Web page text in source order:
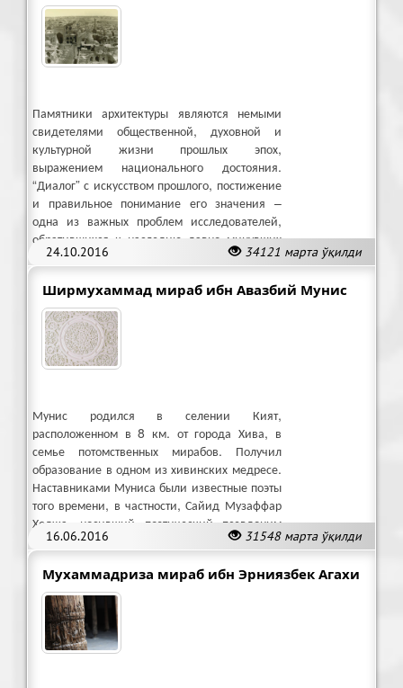
24.10.2016 34121 марта ўқилди
Памятники архитектуры являются немыми
свидетелями общественной, духовной и
культурной жизни прошлых эпох,
выражением национального достояния.
“Диалог” с искусством прошлого, постижение
и правильное понимание его значения –
одна из важных проблем исследователей,
обратившихся к наследию давно минувших
дней.
Ширмухаммад мираб ибн Авазбий Мунис
16.06.2016 31548 марта ўқилди
Мунис родился в селении Кият,
расположенном в 8 км. от города Хива, в
семье потомственных мирабов. Получил
образование в одном из хивинских медресе.
Наставниками Муниса были известные поэты
того времени, в частности, Сайид Музаффар
Ходжа, носивший поэтический псевдоним
Кирами.
Мухаммадриза мираб ибн Эрниязбек Агахи